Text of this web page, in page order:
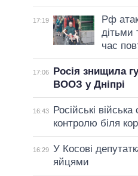
17:19
Рф
дітьми
час
17:06
Росія знищила
ВООЗ у Дніпрі
16:43
Російські
контролю біля
16:29 У Косові
яйцями